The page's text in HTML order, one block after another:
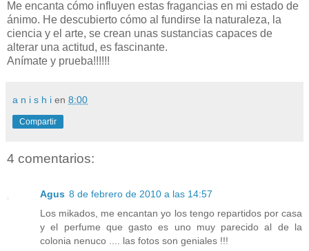
Me encanta cómo influyen estas fragancias en mi estado de
ánimo. He descubierto cómo al fundirse la naturaleza, la
ciencia y el arte, se crean unas sustancias capaces de
alterar una actitud, es fascinante.
Anímate y prueba!!!!!!
a n i s h i en 8:00
Compartir
4 comentarios:
Agus 8 de febrero de 2010 a las 14:57
Los mikados, me encantan yo los tengo repartidos por casa
y el perfume que gasto es uno muy parecido al de la
colonia nenuco .... las fotos son geniales !!!